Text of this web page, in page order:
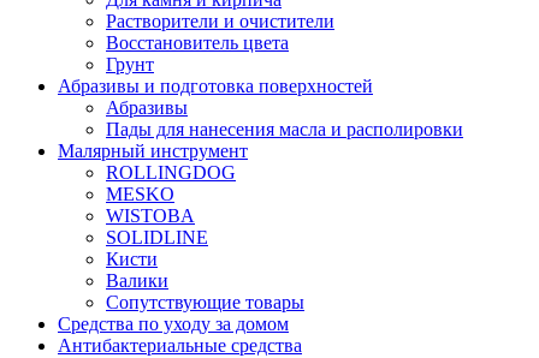
Растворители и очистители
Восстановитель цвета
Грунт
Абразивы и подготовка поверхностей
Абразивы
Пады для нанесения масла и располировки
Малярный инструмент
ROLLINGDOG
MESKO
WISTOBA
SOLIDLINE
Кисти
Валики
Сопутствующие товары
Средства по уходу за домом
Антибактериальные средства